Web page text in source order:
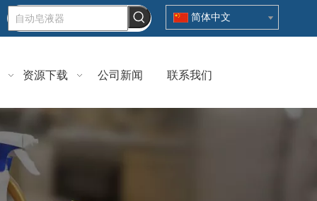
简体中文
资源下载 公司新闻 联系我们